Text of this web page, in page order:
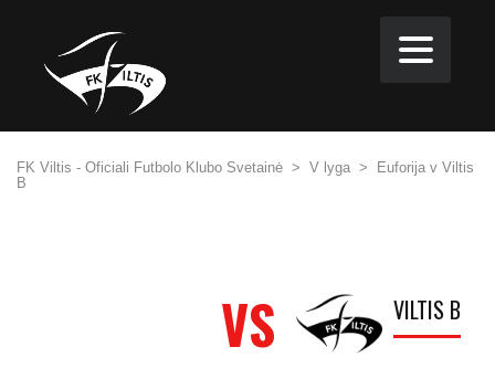
FK Viltis - Oficiali Futbolo Klubo Svetainė > V lyga >
Euforija v Viltis
B
VS VILTIS B